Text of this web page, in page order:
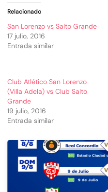
Relacionado
San Lorenzo vs Salto Grande
17 julio, 2016
Entrada similar
Club Atlético San Lorenzo
(Villa Adela) vs Club Salto
Grande
19 julio, 2016
Entrada similar